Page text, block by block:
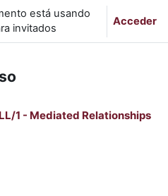
está usando
invitados
Acceder
1 - Mediated Relationships